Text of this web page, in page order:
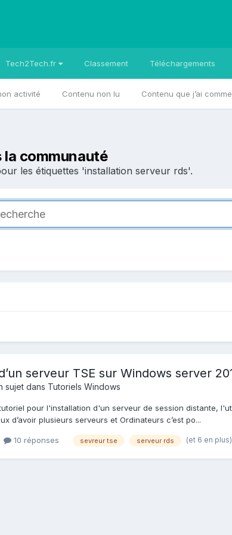
activité Contenu non lu Contenu que j’ai
Tech2Tech.fr Classement Téléchargements
la communauté
les étiquettes 'installation serveur rds'.
serveur TSE sur Windows server
sujet dans Tutoriels Windows
pour l'installation d'un serveur de session distante,
d’avoir plusieurs serveurs et Ordinateurs c’est po...
10 réponses sevreur tse serveur rds (et 6 en plus)